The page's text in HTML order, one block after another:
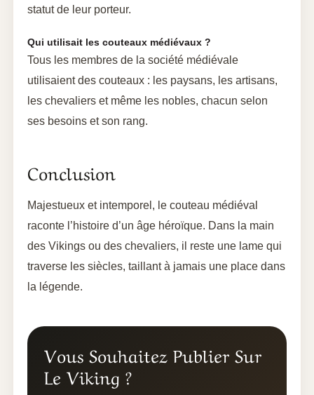
statut de leur porteur.
Qui utilisait les couteaux médiévaux ?
Tous les membres de la société médiévale
utilisaient des couteaux : les paysans, les artisans,
les chevaliers et même les nobles, chacun selon
ses besoins et son rang.
Conclusion
Majestueux et intemporel, le couteau médiéval
raconte l’histoire d’un âge héroïque. Dans la main
des Vikings ou des chevaliers, il reste une lame qui
traverse les siècles, taillant à jamais une place dans
la légende.
Vous Souhaitez Publier Sur
Le Viking ?